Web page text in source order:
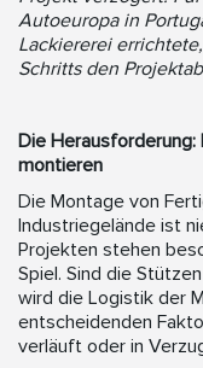
Autoeuropa in
Lackiererei
Schritts den
Die Herausforderung:
montieren
Die Montage von
Industriegelände ist
Projekten stehen
Spiel. Sind die
wird die Logistik der
entscheidenden
verläuft oder in